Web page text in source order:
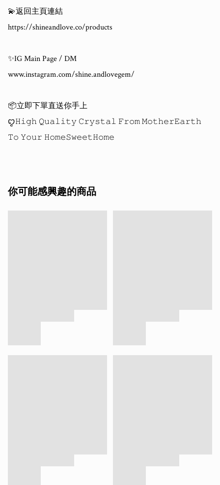
💫返回主頁連結
https://shineandlove.co/products
✨IG Main Page / DM
www.instagram.com/shine.andlovegem/
📦立即下單直送你手上
ꨄ𝙷𝚒𝚐𝚑 𝚀𝚞𝚊𝚕𝚒𝚝𝚢 𝙲𝚛𝚢𝚜𝚝𝚊𝚕 𝙵𝚛𝚘𝚖 𝙼𝚘𝚝𝚑𝚎𝚛𝙴𝚊𝚛𝚝𝚑
你可能感興趣的商品